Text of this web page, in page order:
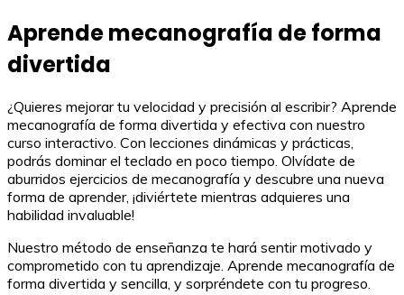
Aprende mecanografía de forma
divertida
¿Quieres mejorar tu velocidad y precisión al escribir? Aprende
mecanografía de forma divertida y efectiva con nuestro
curso interactivo. Con lecciones dinámicas y prácticas,
podrás dominar el teclado en poco tiempo. Olvídate de
aburridos ejercicios de mecanografía y descubre una nueva
forma de aprender, ¡diviértete mientras adquieres una
habilidad invaluable!
Nuestro método de enseñanza te hará sentir motivado y
comprometido con tu aprendizaje. Aprende mecanografía de
forma divertida y sencilla, y sorpréndete con tu progreso.